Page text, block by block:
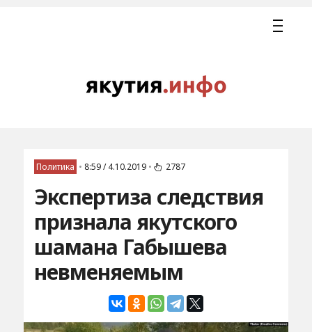
Политика • 8:59 / 4.10.2019 • 2787
Экспертиза следствия
признала якутского
шамана Габышева
невменяемым